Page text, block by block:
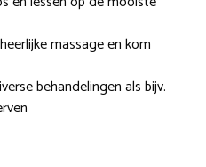
massage en kom
behandelingen als bijv.